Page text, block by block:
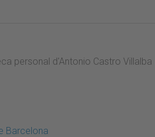
personal d'Antonio Castro Villalba
Barcelona